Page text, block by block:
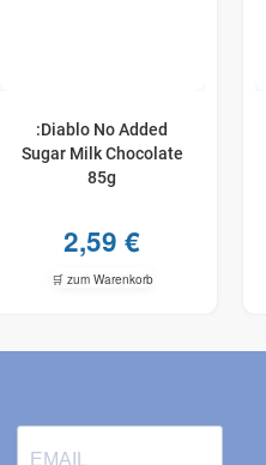
:Diablo No Added
Sugar Milk Chocolate
85g
2,59 €
🛒 zum Warenkorb